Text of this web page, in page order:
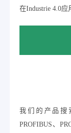
在Industrie 4.0应
我们的产品搜
PROFIBUS、